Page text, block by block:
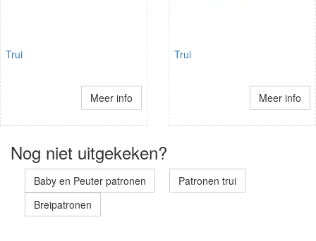
Trui
Meer info
Trui
Meer info
Nog niet uitgekeken?
Baby en Peuter patronen
Patronen trui
Breipatronen